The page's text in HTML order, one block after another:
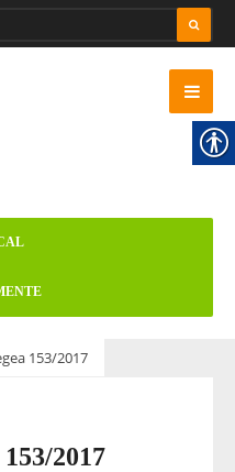
153/2017
2017